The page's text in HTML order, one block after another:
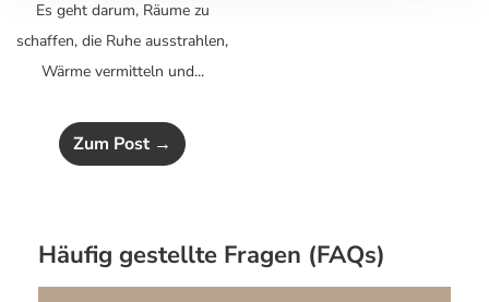
Es geht darum, Räume zu
schaffen, die Ruhe ausstrahlen,
Wärme vermitteln und...
Zum Post →
Häufig gestellte Fragen (FAQs)